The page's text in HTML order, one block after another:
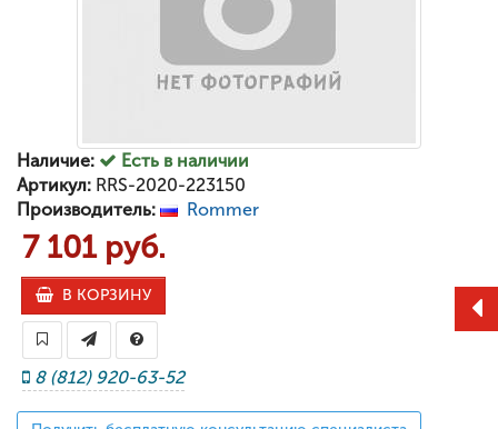
Наличие:
Есть в наличии
Артикул: RRS-2020-223150
Производитель:
Rommer
7 101 руб.
В КОРЗИНУ
8 (812) 920-63-52